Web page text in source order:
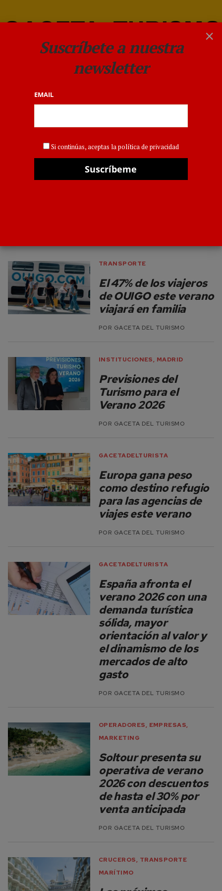
Verano 2026
Verano 2026: los
TRANSPORTE
El 47% de los viajeros
de OUIGO este verano
viajará en familia
POR GACETA DEL TURISMO
INSTITUCIONES, MADRID
Previsiones del
Turismo para el
Verano 2026
POR GACETA DEL TURISMO
GACETADELTURISTA
Europa gana peso
como destino refugio
para las agencias de
viajes este verano
POR GACETA DEL TURISMO
GACETADELTURISTA
España afronta el
verano 2026 con una
demanda turística
sólida, mayor
orientación al valor y
el dinamismo de los
mercados de alto
gasto
POR GACETA DEL TURISMO
OPERADORES, EMPRESAS,
MARKETING
Soltour presenta su
operativa de verano
2026 con descuentos
de hasta el 30% por
venta anticipada
POR GACETA DEL TURISMO
CRUCEROS, TRANSPORTE
MARÍTIMO
×
Suscríbete a nuestra
newsletter
EMAIL
Si continúas, aceptas la política de privacidad